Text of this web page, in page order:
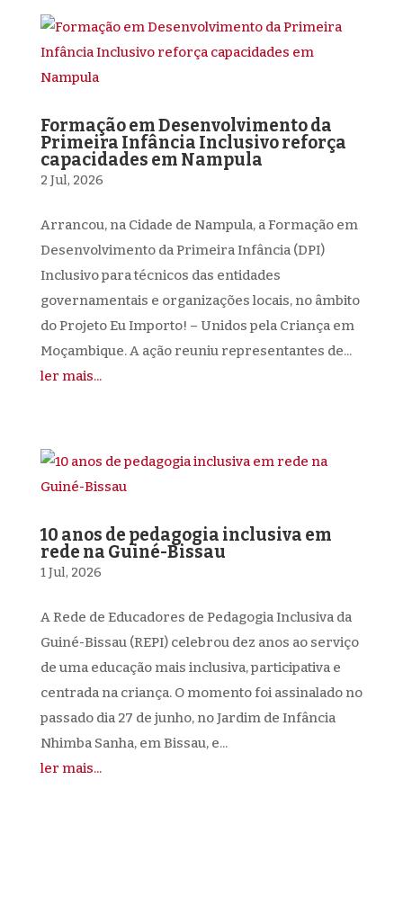
Formação em Desenvolvimento da
Primeira Infância Inclusivo reforça
capacidades em Nampula
2 Jul, 2026
Arrancou, na Cidade de Nampula, a Formação em
Desenvolvimento da Primeira Infância (DPI)
Inclusivo para técnicos das entidades
governamentais e organizações locais, no âmbito
do Projeto Eu Importo! – Unidos pela Criança em
Moçambique. A ação reuniu representantes de...
ler mais...
10 anos de pedagogia inclusiva em
rede na Guiné-Bissau
1 Jul, 2026
A Rede de Educadores de Pedagogia Inclusiva da
Guiné-Bissau (REPI) celebrou dez anos ao serviço
de uma educação mais inclusiva, participativa e
centrada na criança. O momento foi assinalado no
passado dia 27 de junho, no Jardim de Infância
Nhimba Sanha, em Bissau, e...
ler mais...